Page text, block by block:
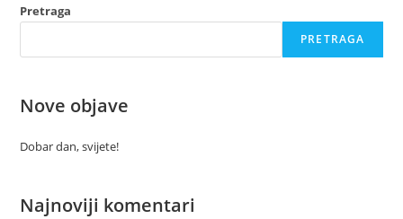
Pretraga
PRETRAGA
Nove objave
Dobar dan, svijete!
Najnoviji komentari